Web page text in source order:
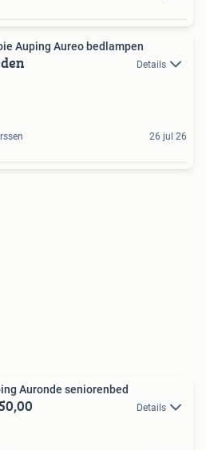
Auping Aureo bedlampen
Details
26 jul 26
Auronde seniorenbed
Details